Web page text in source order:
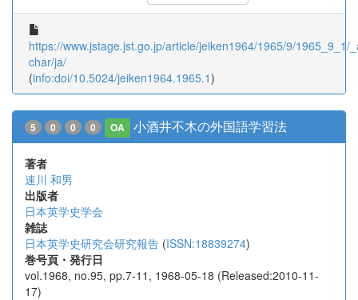
https://www.jstage.jst.go.jp/article/jeiken1964/1965/9/1965_9_1/
char/ja/
(info:doi/10.5024/jeiken1964.1965.1)
5 0 0 0 OA 小酒井不木の外国語学習法
著者
速川 和男
出版者
日本英学史学会
雑誌
日本英学史研究会研究報告 (ISSN:18839274)
巻号頁・発行日
vol.1968, no.95, pp.7-11, 1968-05-18 (Released:2010-11-
17)